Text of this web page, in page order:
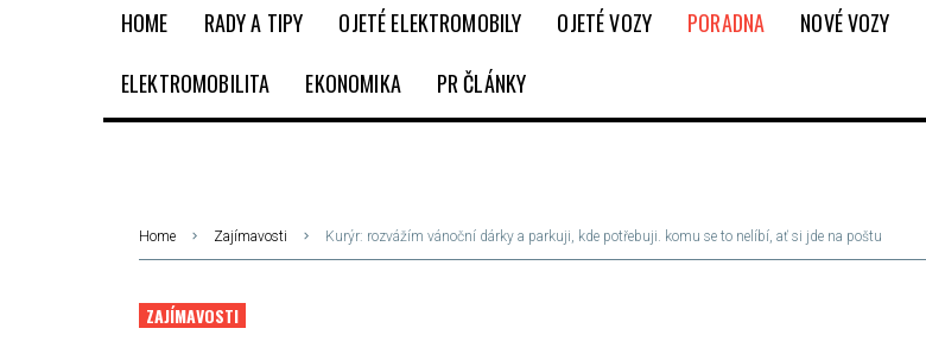
HOME RADY A TIPY OJETÉ ELEKTROMOBILY OJETÉ VOZY PORADNA NOVÉ VOZY
ELEKTROMOBILITA
EKONOMIKA PR ČLÁNKY
Home Zajímavosti Kurýr: rozvážím vánoční dárky a parkuji, kde potřebuji. komu se to nelíbí, ať si jde na poštu
ZAJÍMAVOSTI